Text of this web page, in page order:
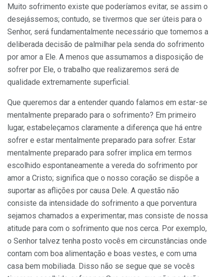
Muito sofrimento existe que poderíamos evitar, se assim o
desejássemos; contudo, se tivermos que ser úteis para o
Senhor, será fundamentalmente necessário que tomemos a
deliberada decisão de palmilhar pela senda do sofrimento
por amor a Ele. A menos que assumamos a disposição de
sofrer por Ele, o trabalho que realizaremos será de
qualidade extremamente su­perficial.
Que queremos dar a entender quando falamos em estar-se
mentalmente preparado para o sofrimento? Em primeiro
lugar, estabeleçamos claramente a diferença que há entre
sofrer e estar mentalmente preparado para sofrer. Estar
mentalmente preparado para sofrer implica em termos
escolhido espontaneamente a vereda do sofrimento por
amor a Cristo; significa que o nosso coração se dispõe a
suportar as aflições por causa Dele. A questão não
consiste da intensidade do sofrimento a que porventura
sejamos chamados a experimentar, mas consiste de nossa
atitude para com o sofrimento que nos cerca. Por exemplo,
o Senhor talvez tenha posto vocês em circunstâncias onde
contam com boa alimen­tação e boas vestes, e com uma
casa bem mobiliada. Disso não se segue que se vocês